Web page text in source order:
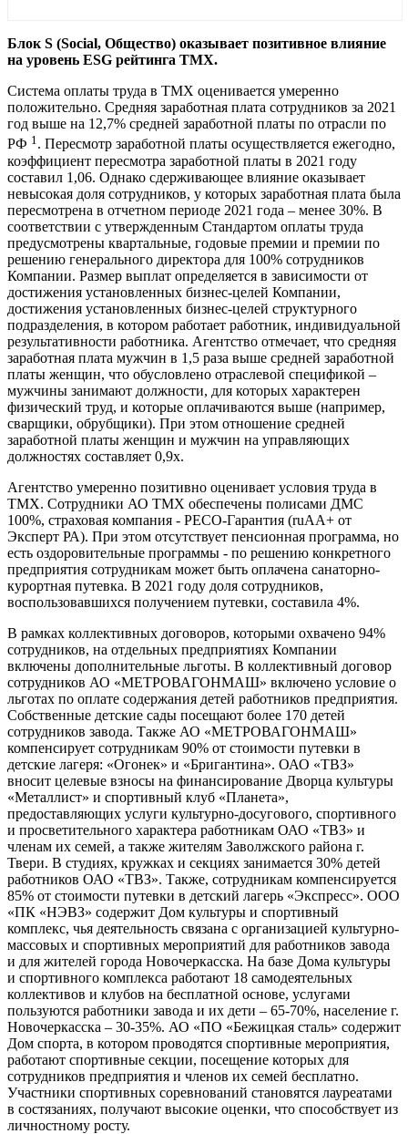
Блок S (Social, Общество) оказывает позитивное влияние
на уровень ESG рейтинга ТМХ.
Система оплаты труда в ТМХ оценивается умеренно
положительно. Средняя заработная плата сотрудников за 2021
год выше на 12,7% средней заработной платы по отрасли по
РФ 1 . Пересмотр заработной платы осуществляется ежегодно,
коэффициент пересмотра заработной платы в 2021 году
составил 1,06. Однако сдерживающее влияние оказывает
невысокая доля сотрудников, у которых заработная плата была
пересмотрена в отчетном периоде 2021 года – менее 30%. В
соответствии с утвержденным Стандартом оплаты труда
предусмотрены квартальные, годовые премии и премии по
решению генерального директора для 100% сотрудников
Компании. Размер выплат определяется в зависимости от
достижения установленных бизнес-целей Компании,
достижения установленных бизнес-целей структурного
подразделения, в котором работает работник, индивидуальной
результативности работника. Агентство отмечает, что средняя
заработная плата мужчин в 1,5 раза выше средней заработной
платы женщин, что обусловлено отраслевой спецификой –
мужчины занимают должности, для которых характерен
физический труд, и которые оплачиваются выше (например,
сварщики, обрубщики). При этом отношение средней
заработной платы женщин и мужчин на управляющих
должностях составляет 0,9х.
Агентство умеренно позитивно оценивает условия труда в
ТМХ. Сотрудники АО ТМХ обеспечены полисами ДМС
100%, страховая компания - РЕСО-Гарантия (ruAA+ от
Эксперт РА). При этом отсутствует пенсионная программа, но
есть оздоровительные программы - по решению конкретного
предприятия сотрудникам может быть оплачена санаторно-
курортная путевка. В 2021 году доля сотрудников,
воспользовавшихся получением путевки, составила 4%.
В рамках коллективных договоров, которыми охвачено 94%
сотрудников, на отдельных предприятиях Компании
включены дополнительные льготы. В коллективный договор
сотрудников АО «МЕТРОВАГОНМАШ» включено условие о
льготах по оплате содержания детей работников предприятия.
Собственные детские сады посещают более 170 детей
сотрудников завода. Также АО «МЕТРОВАГОНМАШ»
компенсирует сотрудникам 90% от стоимости путевки в
детские лагеря: «Огонек» и «Бригантина». ОАО «ТВЗ»
вносит целевые взносы на финансирование Дворца культуры
«Металлист» и спортивный клуб «Планета»,
предоставляющих услуги культурно-досугового, спортивного
и просветительного характера работникам ОАО «ТВЗ» и
членам их семей, а также жителям Заволжского района г.
Твери. В студиях, кружках и секциях занимается 30% детей
работников ОАО «ТВЗ». Также, сотрудникам компенсируется
85% от стоимости путевки в детский лагерь «Экспресс». ООО
«ПК «НЭВЗ» содержит Дом культуры и спортивный
комплекс, чья деятельность связана с организацией культурно-
массовых и спортивных мероприятий для работников завода
и для жителей города Новочеркасска. На базе Дома культуры
и спортивного комплекса работают 18 самодеятельных
коллективов и клубов на бесплатной основе, услугами
пользуются работники завода и их дети – 65-70%, население г.
Новочеркасска – 30-35%. АО «ПО «Бежицкая сталь» содержит
Дом спорта, в котором проводятся спортивные мероприятия,
работают спортивные секции, посещение которых для
сотрудников предприятия и членов их семей бесплатно.
Участники спортивных соревнований становятся лауреатами
в состязаниях, получают высокие оценки, что способствует из
личностному росту.